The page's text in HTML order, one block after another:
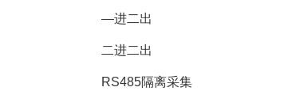
—进二出
二进二出
RS485隔离采集